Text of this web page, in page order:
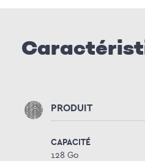
PRODUIT
CAPACITÉ
128 Go